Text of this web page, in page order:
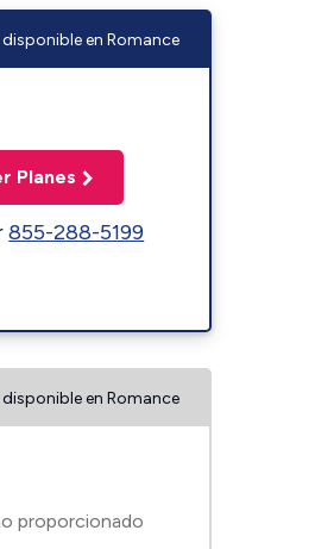
en Romance
Planes
855-288-5199
en Romance
proporcionado